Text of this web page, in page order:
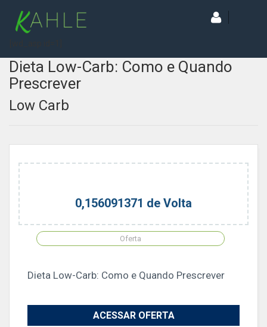
Dieta Low-Carb: Como e Quando
Prescrever
Low Carb
0,156091371 de Volta
Oferta
Dieta Low-Carb: Como e Quando Prescrever
ACESSAR OFERTA